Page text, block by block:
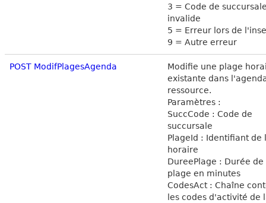
3 = Code de
invalide
5 = Erreur lors de
9 = Autre erreur
POST ModifPlagesAgenda
Modifie une plage
existante dans
ressource.
Paramètres :
SuccCode : Code de
succursale
PlageId : Identifiant de
horaire
DureePlage : Durée de
plage en minutes
CodesAct : Chaîne
les codes d'activité de